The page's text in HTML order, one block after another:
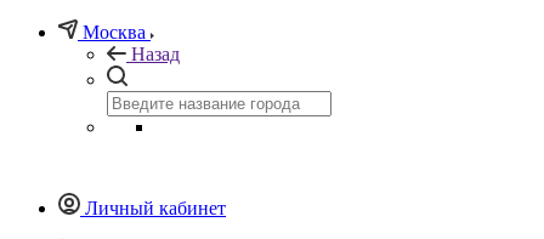
Москва
Назад
Личный кабинет